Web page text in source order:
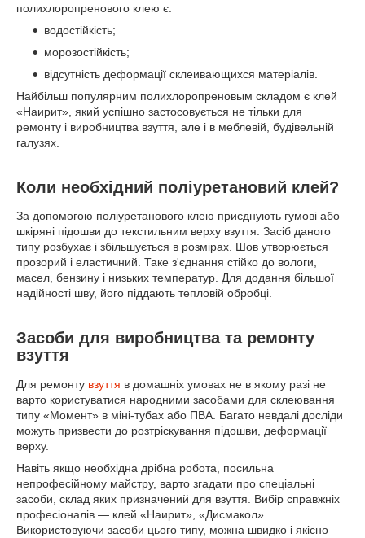
полихлоропренового клею є:
водостійкість;
морозостійкість;
відсутність деформації склеивающихся матеріалів.
Найбільш популярним полихлоропреновым складом є клей
«Наирит», який успішно застосовується не тільки для
ремонту і виробництва взуття, але і в меблевій, будівельній
галузях.
Коли необхідний поліуретановий клей?
За допомогою поліуретанового клею приєднують гумові або
шкіряні підошви до текстильним верху взуття. Засіб даного
типу розбухає і збільшується в розмірах. Шов утворюється
прозорий і еластичний. Таке з'єднання стійко до вологи,
масел, бензину і низьких температур. Для додання більшої
надійності шву, його піддають тепловій обробці.
Засоби для виробництва та ремонту
взуття
Для ремонту взуття в домашніх умовах не в якому разі не
варто користуватися народними засобами для склеювання
типу «Момент» в міні-тубах або ПВА. Багато невдалі досліди
можуть призвести до розтріскування підошви, деформації
верху.
Навіть якщо необхідна дрібна робота, посильна
непрофесійному майстру, варто згадати про спеціальні
засоби, склад яких призначений для взуття. Вибір справжніх
професіоналів — клей «Наирит», «Дисмакол».
Використовуючи засоби цього типу, можна швидко і якісно